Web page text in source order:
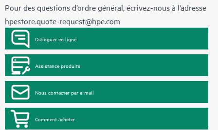
Pour des questions d’ordre général, écrivez-nous à l’adresse
hpestore.quote-request@hpe.com
Dialoguer en ligne
Assistance produits
Nous contacter par e-mail
Comment acheter